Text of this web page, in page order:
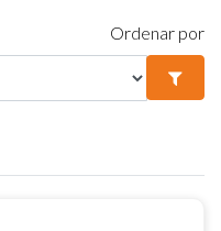
Ordenar por